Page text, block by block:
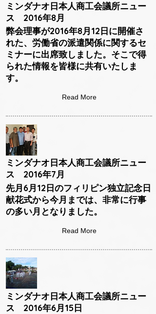
ミンダナオ日本人商工会議所ニュー
ス 2016年8月
弊会理事が2016年8月12日に開催さ
れた、労働省の派遣関係に関するセ
ミナーに出席致しました。そこで得
られた情報を皆様に共有いたしま
す。
Read More
ミンダナオ日本人商工会議所ニュー
ス 2016年7月
先月6月12日のフィリピン独立記念日
献花式から今月までは、非常に行事
の多い月となりました。
Read More
ミンダナオ日本人商工会議所ニュー
ス 2016年6月15日